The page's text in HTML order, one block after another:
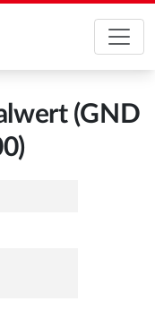
(GND